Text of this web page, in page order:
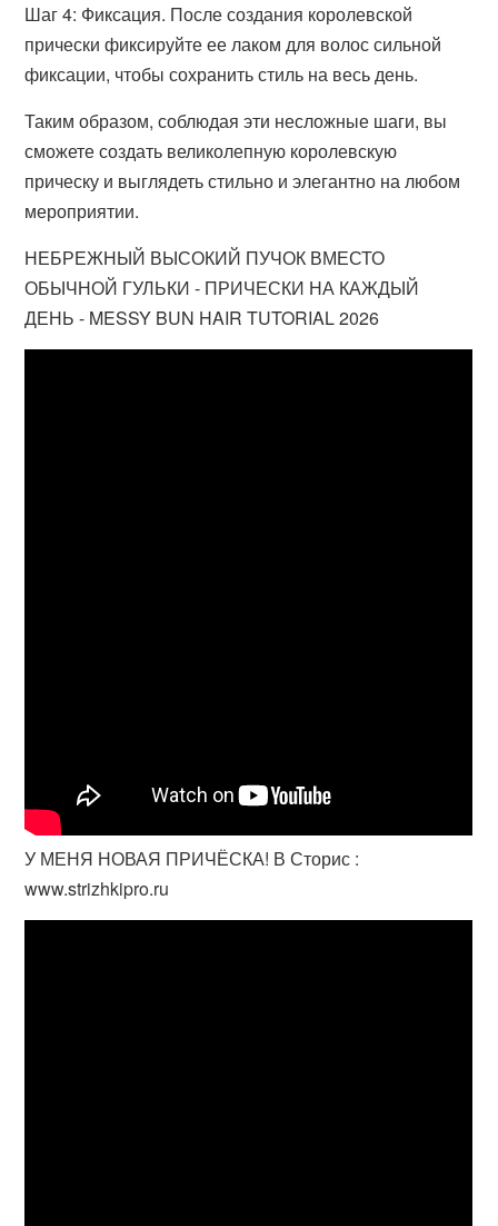
Шаг 4: Фиксация. После создания королевской
прически фиксируйте ее лаком для волос сильной
фиксации, чтобы сохранить стиль на весь день.
Таким образом, соблюдая эти несложные шаги, вы
сможете создать великолепную королевскую
прическу и выглядеть стильно и элегантно на любом
мероприятии.
НЕБРЕЖНЫЙ ВЫСОКИЙ ПУЧОК ВМЕСТО
ОБЫЧНОЙ ГУЛЬКИ - ПРИЧЕСКИ НА КАЖДЫЙ
ДЕНЬ - MESSY BUN HAIR TUTORIAL 2026
У МЕНЯ НОВАЯ ПРИЧЁСКА! В Сторис :
www.strizhkipro.ru